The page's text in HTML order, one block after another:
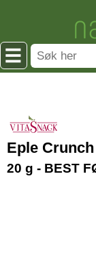
Eple
20 g - BEST